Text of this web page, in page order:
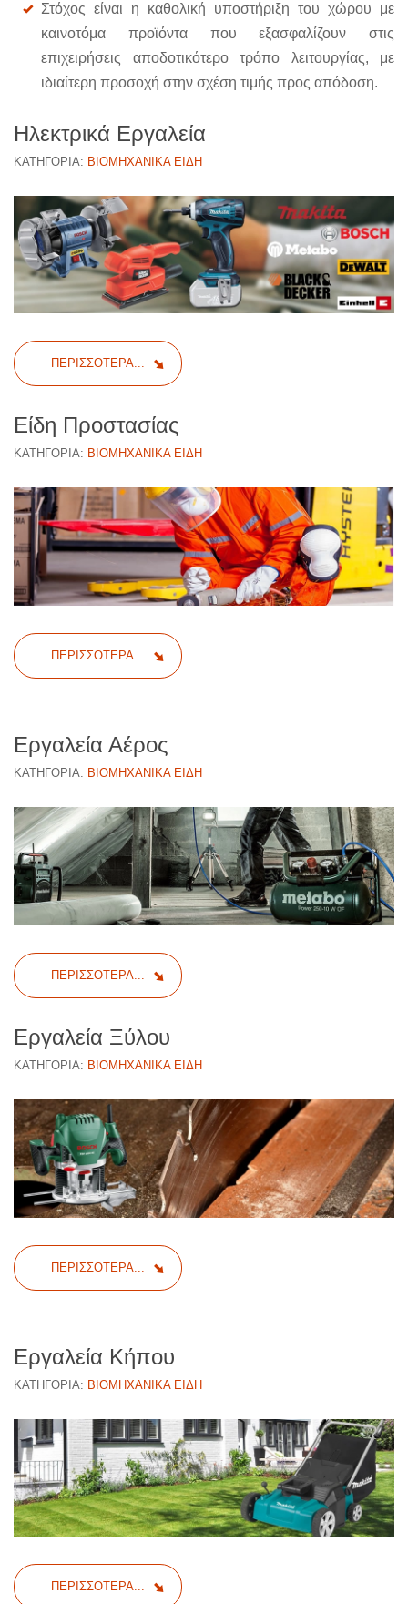
Στόχος είναι η καθολική υποστήριξη του χώρου με
καινοτόμα προϊόντα που εξασφαλίζουν στις
επιχειρήσεις αποδοτικότερο τρόπο λειτουργίας, με
ιδιαίτερη προσοχή στην σχέση τιμής προς απόδοση.
Ηλεκτρικά Εργαλεία
ΚΑΤΗΓΟΡΊΑ: ΒΙΟΜΗΧΑΝΙΚΆ ΕΊΔΗ
ΠΕΡΙΣΣΌΤΕΡΑ...
Είδη Προστασίας
ΚΑΤΗΓΟΡΊΑ: ΒΙΟΜΗΧΑΝΙΚΆ ΕΊΔΗ
ΠΕΡΙΣΣΌΤΕΡΑ...
Εργαλεία Αέρος
ΚΑΤΗΓΟΡΊΑ: ΒΙΟΜΗΧΑΝΙΚΆ ΕΊΔΗ
ΠΕΡΙΣΣΌΤΕΡΑ...
Εργαλεία Ξύλου
ΚΑΤΗΓΟΡΊΑ: ΒΙΟΜΗΧΑΝΙΚΆ ΕΊΔΗ
ΠΕΡΙΣΣΌΤΕΡΑ...
Εργαλεία Κήπου
ΚΑΤΗΓΟΡΊΑ: ΒΙΟΜΗΧΑΝΙΚΆ ΕΊΔΗ
ΠΕΡΙΣΣΌΤΕΡΑ...